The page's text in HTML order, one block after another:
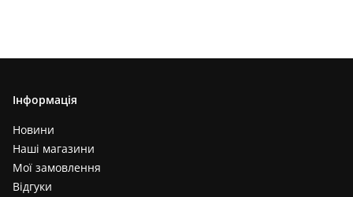
Інформація
Новини
Наші магазини
Мої замовлення
Відгуки